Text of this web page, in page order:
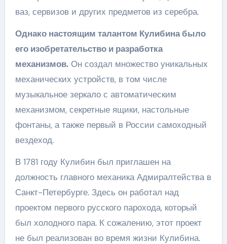
ваз, сервизов и других предметов из серебра.
Однако настоящим талантом Кулибина было
его изобретательство и разработка
механизмов.Он создал множество уникальных
механических устройств, в том числе
музыкальное зеркало с автоматическим
механизмом, секретные ящики, настольные
фонтаны, а также первый в России самоходный
вездеход.
В 1781 году Кулибин был приглашен на
должность главного механика Адмиралтейства в
Санкт-Петербурге. Здесь он работал над
проектом первого русского парохода, который
был холодного пара. К сожалению, этот проект
не был реализован во время жизни Кулибина.